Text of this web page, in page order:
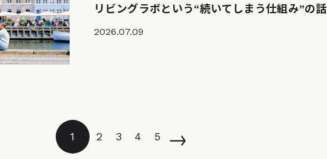
リビングラボという“続いてしまう仕組み”の話
2026.07.09
1 2 3 4 5 →